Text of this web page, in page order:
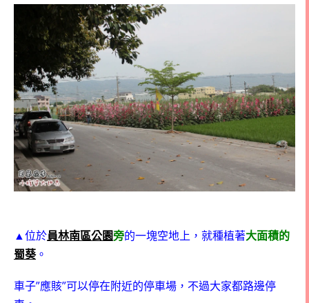
▲位於員林南區公園旁的一塊空地上，就種植著大面積的
蜀葵。
車子”應賅”可以停在附近的停車場，不過大家都路邊停